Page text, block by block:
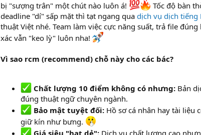
bị "sượng trân" một chút nào luôn á!
Tốc độ bàn
deadline "dí" sấp mặt thì tạt ngang qua dịch vụ dịch tiếng
thuật Việt nhé. Team làm việc cực năng suất, trả file
xác vẫn "keo lỳ" luôn nha!
Vì sao rcm (recommend) chỗ này cho các bác?
Chất lượng 10 điểm không có nhưng: Bản
đúng thuật ngữ chuyên ngành.
Bảo mật tuyệt đối: Hồ sơ cá nhân hay tài liệu
giữ kín như bưng.